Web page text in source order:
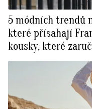
5 módních trendů
které přísahají
kousky, které